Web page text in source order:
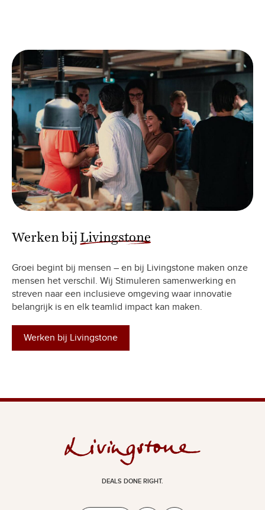
Werken bij Livingstone
Groei begint bij mensen – en bij Livingstone maken onze
mensen het verschil. Wij Stimuleren samenwerking en
streven naar een inclusieve omgeving waar innovatie
belangrijk is en elk teamlid impact kan maken.
Werken bij Livingstone
DEALS DONE RIGHT.